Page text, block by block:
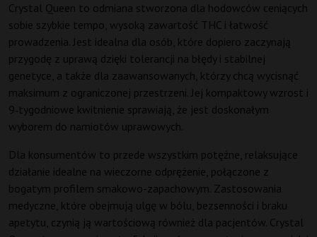
Crystal Queen to odmiana stworzona dla hodowców ceniących
sobie szybkie tempo, wysoką zawartość THC i łatwość
prowadzenia. Jest idealna dla osób, które dopiero zaczynają
przygodę z uprawą dzięki tolerancji na błędy i stabilnej
genetyce, a także dla zaawansowanych, którzy chcą wycisnąć
maksimum z ograniczonej przestrzeni. Jej kompaktowy wzrost i
9‑tygodniowe kwitnienie sprawiają, że jest doskonałym
wyborem do namiotów uprawowych.
Dla konsumentów to przede wszystkim potężne, relaksujące
działanie idealne na wieczorne odprężenie, połączone z
bogatym profilem smakowo-zapachowym. Zastosowania
medyczne, które obejmują ulgę w bólu, bezsenności i braku
apetytu, czynią ją wartościową również dla pacjentów. Crystal